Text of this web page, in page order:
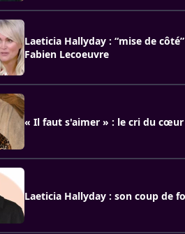
Laeticia Hallyday : “mise de
Fabien Lecoeuvre
« Il faut s'aimer » : le cri du cœur
Laeticia Hallyday : son coup de